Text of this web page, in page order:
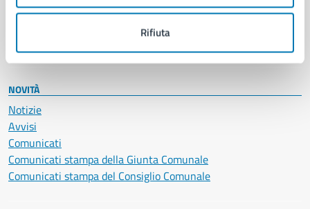
Rifiuta
Salute, benessere e assistenza
NOVITÀ
Notizie
Avvisi
Comunicati
Comunicati stampa della Giunta Comunale
Comunicati stampa del Consiglio Comunale